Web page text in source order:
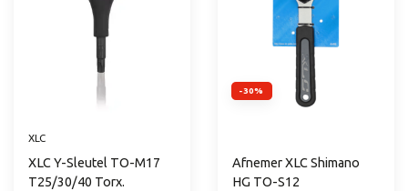
XLC
XLC Y-Sleutel TO-M17
T25/30/40 Torx.
-30%
Afnemer XLC Shimano
HG TO-S12